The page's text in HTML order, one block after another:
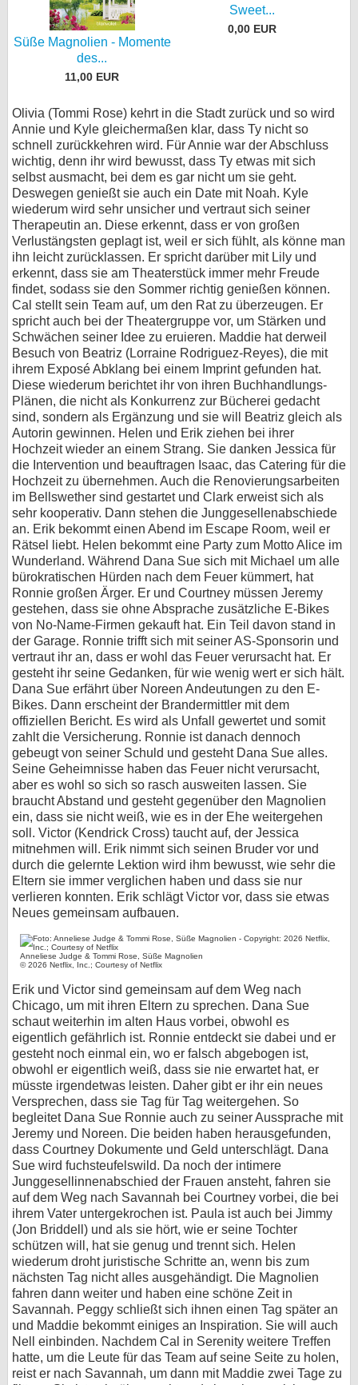
Süße Magnolien - Momente
des...
11,00 EUR
Sweet...
0,00 EUR
Olivia (Tommi Rose) kehrt in die Stadt zurück und so wird
Annie und Kyle gleichermaßen klar, dass Ty nicht so
schnell zurückkehren wird. Für Annie war der Abschluss
wichtig, denn ihr wird bewusst, dass Ty etwas mit sich
selbst ausmacht, bei dem es gar nicht um sie geht.
Deswegen genießt sie auch ein Date mit Noah. Kyle
wiederum wird sehr unsicher und vertraut sich seiner
Therapeutin an. Diese erkennt, dass er von großen
Verlustängsten geplagt ist, weil er sich fühlt, als könne man
ihn leicht zurücklassen. Er spricht darüber mit Lily und
erkennt, dass sie am Theaterstück immer mehr Freude
findet, sodass sie den Sommer richtig genießen können.
Cal stellt sein Team auf, um den Rat zu überzeugen. Er
spricht auch bei der Theatergruppe vor, um Stärken und
Schwächen seiner Idee zu eruieren. Maddie hat derweil
Besuch von Beatriz (Lorraine Rodriguez-Reyes), die mit
ihrem Exposé Abklang bei einem Imprint gefunden hat.
Diese wiederum berichtet ihr von ihren Buchhandlungs-
Plänen, die nicht als Konkurrenz zur Bücherei gedacht
sind, sondern als Ergänzung und sie will Beatriz gleich als
Autorin gewinnen. Helen und Erik ziehen bei ihrer
Hochzeit wieder an einem Strang. Sie danken Jessica für
die Intervention und beauftragen Isaac, das Catering für die
Hochzeit zu übernehmen. Auch die Renovierungsarbeiten
im Bellswether sind gestartet und Clark erweist sich als
sehr kooperativ. Dann stehen die Junggesellenabschiede
an. Erik bekommt einen Abend im Escape Room, weil er
Rätsel liebt. Helen bekommt eine Party zum Motto Alice im
Wunderland. Während Dana Sue sich mit Michael um alle
bürokratischen Hürden nach dem Feuer kümmert, hat
Ronnie großen Ärger. Er und Courtney müssen Jeremy
gestehen, dass sie ohne Absprache zusätzliche E-Bikes
von No-Name-Firmen gekauft hat. Ein Teil davon stand in
der Garage. Ronnie trifft sich mit seiner AS-Sponsorin und
vertraut ihr an, dass er wohl das Feuer verursacht hat. Er
gesteht ihr seine Gedanken, für wie wenig wert er sich hält.
Dana Sue erfährt über Noreen Andeutungen zu den E-
Bikes. Dann erscheint der Brandermittler mit dem
offiziellen Bericht. Es wird als Unfall gewertet und somit
zahlt die Versicherung. Ronnie ist danach dennoch
gebeugt von seiner Schuld und gesteht Dana Sue alles.
Seine Geheimnisse haben das Feuer nicht verursacht,
aber es wohl so sich so rasch ausweiten lassen. Sie
braucht Abstand und gesteht gegenüber den Magnolien
ein, dass sie nicht weiß, wie es in der Ehe weitergehen
soll. Victor (Kendrick Cross) taucht auf, der Jessica
mitnehmen will. Erik nimmt sich seinen Bruder vor und
durch die gelernte Lektion wird ihm bewusst, wie sehr die
Eltern sie immer verglichen haben und dass sie nur
verlieren konnten. Erik schlägt Victor vor, dass sie etwas
Neues gemeinsam aufbauen.
Anneliese Judge & Tommi Rose, Süße Magnolien
© 2026 Netflix, Inc.; Courtesy of Netflix
Erik und Victor sind gemeinsam auf dem Weg nach
Chicago, um mit ihren Eltern zu sprechen. Dana Sue
schaut weiterhin im alten Haus vorbei, obwohl es
eigentlich gefährlich ist. Ronnie entdeckt sie dabei und er
gesteht noch einmal ein, wo er falsch abgebogen ist,
obwohl er eigentlich weiß, dass sie nie erwartet hat, er
müsste irgendetwas leisten. Daher gibt er ihr ein neues
Versprechen, dass sie Tag für Tag weitergehen. So
begleitet Dana Sue Ronnie auch zu seiner Aussprache mit
Jeremy und Noreen. Die beiden haben herausgefunden,
dass Courtney Dokumente und Geld unterschlägt. Dana
Sue wird fuchsteufelswild. Da noch der intimere
Junggesellinnenabschied der Frauen ansteht, fahren sie
auf dem Weg nach Savannah bei Courtney vorbei, die bei
ihrem Vater untergekrochen ist. Paula ist auch bei Jimmy
(Jon Briddell) und als sie hört, wie er seine Tochter
schützen will, hat sie genug und trennt sich. Helen
wiederum droht juristische Schritte an, wenn bis zum
nächsten Tag nicht alles ausgehändigt. Die Magnolien
fahren dann weiter und haben eine schöne Zeit in
Savannah. Peggy schließt sich ihnen einen Tag später an
und Maddie bekommt einiges an Inspiration. Sie will auch
Nell einbinden. Nachdem Cal in Serenity weitere Treffen
hatte, um die Leute für das Team auf seine Seite zu holen,
reist er nach Savannah, um dann mit Maddie zwei Tage zu